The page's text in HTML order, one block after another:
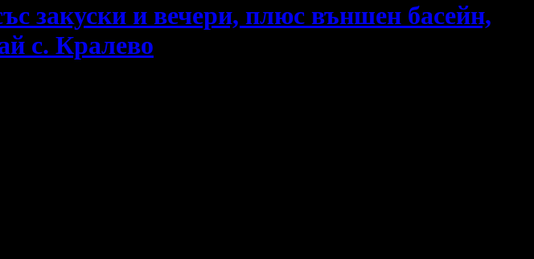
закуски и вечери, плюс външен басейн,
с. Кралево